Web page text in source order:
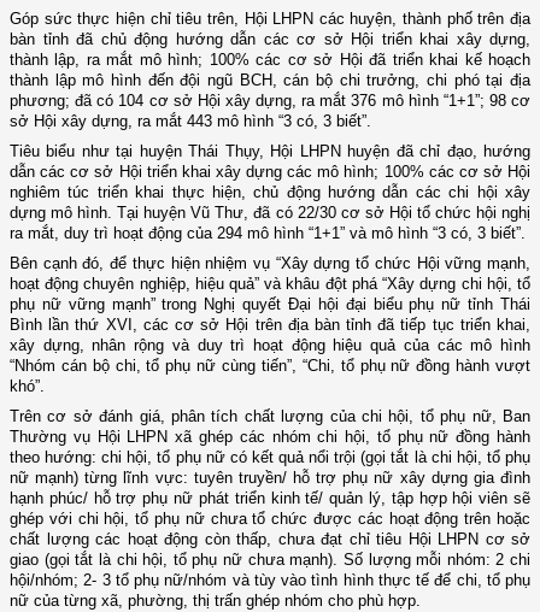
Góp sức thực hiện chỉ tiêu trên, Hội LHPN các huyện, thành phố trên địa
bàn tỉnh đã chủ động hướng dẫn các cơ sở Hội triển khai xây dựng,
thành lập, ra mắt mô hình; 100% các cơ sở Hội đã triển khai kế hoạch
thành lập mô hình đến đội ngũ BCH, cán bộ chi trưởng, chi phó tại địa
phương; đã có 104 cơ sở Hội xây dựng, ra mắt 376 mô hình “1+1”; 98 cơ
sở Hội xây dựng, ra mắt 443 mô hình “3 có, 3 biết”.
Tiêu biểu như tại huyện Thái Thụy, Hội LHPN huyện đã chỉ đạo, hướng
dẫn các cơ sở Hội triển khai xây dựng các mô hình; 100% các cơ sở Hội
nghiêm túc triển khai thực hiện, chủ động hướng dẫn các chi hội xây
dựng mô hình. Tại huyện Vũ Thư, đã có 22/30 cơ sở Hội tổ chức hội nghị
ra mắt, duy trì hoạt động của 294 mô hình “1+1” và mô hình “3 có, 3 biết”.
Bên cạnh đó, để thực hiện nhiệm vụ “Xây dựng tổ chức Hội vững mạnh,
hoạt động chuyên nghiệp, hiệu quả” và khâu đột phá “Xây dựng chi hội, tổ
phụ nữ vững mạnh” trong Nghị quyết Đại hội đại biểu phụ nữ tỉnh Thái
Bình lần thứ XVI, các cơ sở Hội trên địa bàn tỉnh đã tiếp tục triển khai,
xây dựng, nhân rộng và duy trì hoạt động hiệu quả của các mô hình
“Nhóm cán bộ chi, tổ phụ nữ cùng tiến”, “Chi, tổ phụ nữ đồng hành vượt
khó”.
Trên cơ sở đánh giá, phân tích chất lượng của chi hội, tổ phụ nữ, Ban
Thường vụ Hội LHPN xã ghép các nhóm chi hội, tổ phụ nữ đồng hành
theo hướng: chi hội, tổ phụ nữ có kết quả nổi trội (gọi tắt là chi hội, tổ phụ
nữ mạnh) từng lĩnh vực: tuyên truyền/ hỗ trợ phụ nữ xây dựng gia đình
hạnh phúc/ hỗ trợ phụ nữ phát triển kinh tế/ quản lý, tập hợp hội viên sẽ
ghép với chi hội, tổ phụ nữ chưa tổ chức được các hoạt động trên hoặc
chất lượng các hoạt động còn thấp, chưa đạt chỉ tiêu Hội LHPN cơ sở
giao (gọi tắt là chi hội, tổ phụ nữ chưa mạnh). Số lượng mỗi nhóm: 2 chi
hội/nhóm; 2- 3 tổ phụ nữ/nhóm và tùy vào tình hình thực tế để chi, tổ phụ
nữ của từng xã, phường, thị trấn ghép nhóm cho phù hợp.